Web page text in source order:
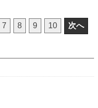
7 8 9 10 次へ